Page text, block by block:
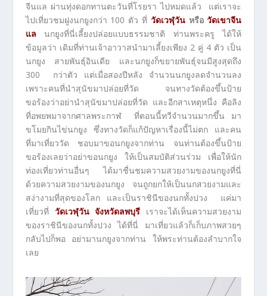
จีนแล ผ่านทุ่งดอกทานตะวันที่โรยรา ไปหมดแล้ว แต่เราจะ
ไปเที่ยวชมฝูงนกยูงกว่า 100 ตัว ที่ วัดเวฬุวันหรือวัดเขาจีน
แล นกยูงที่นี่เลี้ยงปล่อยแบบธรรมชาติ ท่านพระครู ได้ให้
ข้อมูลว่า เดิมที่ท่านเจ้าอาวาสนำมาเลี้ยงเพียง 2 คู่ 4 ตัว เป็น
นกยูง สายพันธุ์อินเดีย และนกยูงก็ขยายพันธุ์จนมีสูงสุดถึง
300 กว่าตัว แต่เมื่อสองปีหลัง จำนวนนกยูงลดจำนวนลง
เพราะคนที่นำสุนัขมาปล่อยที่วัด จนทางวัดต้องขึ้นป้าย
ขอร้องว่าอย่านำสุนัขมาปล่อยที่วัด และอีกสาเหตุหนึ่ง คือลิง
ที่อพยพมาจากศาลพระกาฬ ที่ตอนนี้ทวีจำนวนมากขึ้น มา
ขโมยกินไข่นกยูง ซึ่งทางวัดก็แก้ปัญหาเรื่องนี้ไม่ตก และคน
ที่มาเที่ยววัด ชอบมาขอนกยูงจากท่าน จนท่านต้องขึ้นป้าย
ขอร้องเลยว่าอย่าขอนกยูง ให้เป็นสมบัติส่วนร่วม เพื่อให้นัก
ท่องเที่ยวท่านอื่นๆ ได้มาชื่นชมความสวยงามของนกยูงที่นี่
ด้วยความสวยงามของนกยูง จนถูกยกให้เป็นนกสวยงามและ
สง่างามที่สุดของโลก และเป็นราชินีของนกทั้งปวง แค่มา
เที่ยวที่ วัดเวฬุวัน จังหวัดลพบุรี เราจะได้เห็นความสวยงาม
ของราชินีของนกทั้งปวง ได้ที่นี่ มาเที่ยวแล้วก็เก็บภาพสวยๆ
กลับไปก็พอ อย่ามานกยูงจากท่าน ให้พระท่านต้องลำบากใจ
เลย